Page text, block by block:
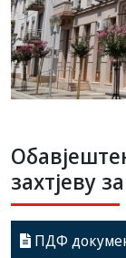
захтјеву
ПДФ